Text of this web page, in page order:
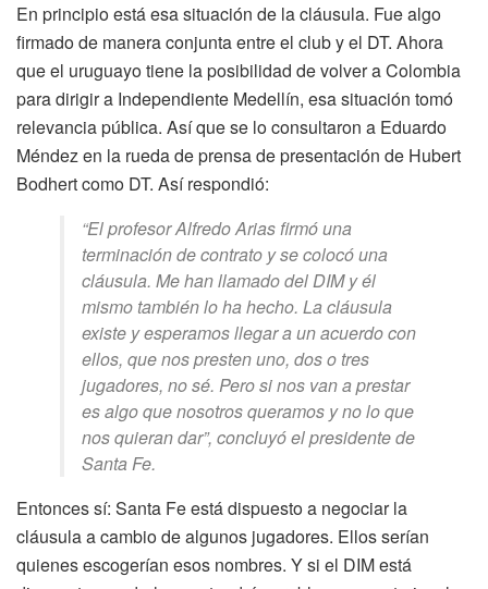
En principio está esa situación de la cláusula. Fue algo
firmado de manera conjunta entre el club y el DT. Ahora
que el uruguayo tiene la posibilidad de volver a Colombia
para dirigir a Independiente Medellín, esa situación tomó
relevancia pública. Así que se lo consultaron a Eduardo
Méndez en la rueda de prensa de presentación de Hubert
Bodhert como DT. Así respondió:
“El profesor Alfredo Arias firmó una
terminación de contrato y se colocó una
cláusula. Me han llamado del DIM y él
mismo también lo ha hecho. La cláusula
existe y esperamos llegar a un acuerdo con
ellos, que nos presten uno, dos o tres
jugadores, no sé. Pero si nos van a prestar
es algo que nosotros queramos y no lo que
nos quieran dar”, concluyó el presidente de
Santa Fe.
Entonces sí: Santa Fe está dispuesto a negociar la
cláusula a cambio de algunos jugadores. Ellos serían
quienes escogerían esos nombres. Y si el DIM está